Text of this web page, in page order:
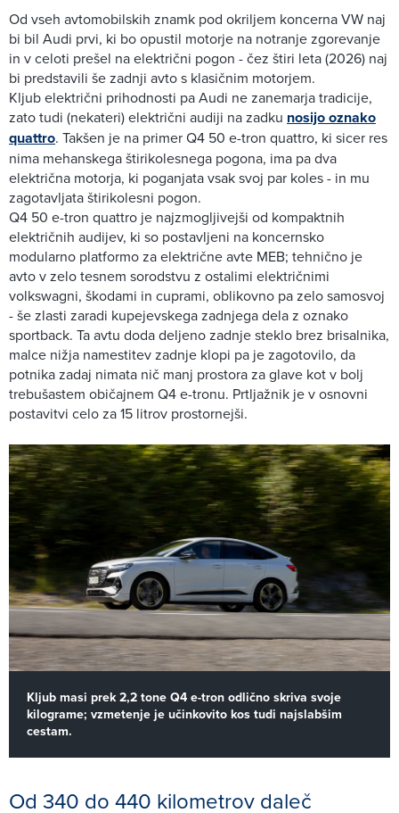
Od vseh avtomobilskih znamk pod okriljem koncerna VW naj
bi bil Audi prvi, ki bo opustil motorje na notranje zgorevanje
in v celoti prešel na električni pogon - čez štiri leta (2026) naj
bi predstavili še zadnji avto s klasičnim motorjem.
Kljub električni prihodnosti pa Audi ne zanemarja tradicije,
zato tudi (nekateri) električni audiji na zadku nosijo oznako
quattro. Takšen je na primer Q4 50 e-tron quattro, ki sicer res
nima mehanskega štirikolesnega pogona, ima pa dva
električna motorja, ki poganjata vsak svoj par koles - in mu
zagotavljata štirikolesni pogon.
Q4 50 e-tron quattro je najzmogljivejši od kompaktnih
električnih audijev, ki so postavljeni na koncernsko
modularno platformo za električne avte MEB; tehnično je
avto v zelo tesnem sorodstvu z ostalimi električnimi
volkswagni, škodami in cuprami, oblikovno pa zelo samosvoj
- še zlasti zaradi kupejevskega zadnjega dela z oznako
sportback. Ta avtu doda deljeno zadnje steklo brez brisalnika,
malce nižja namestitev zadnje klopi pa je zagotovilo, da
potnika zadaj nimata nič manj prostora za glave kot v bolj
trebušastem običajnem Q4 e-tronu. Prtljažnik je v osnovni
postavitvi celo za 15 litrov prostornejši.
Kljub masi prek 2,2 tone Q4 e-tron odlično skriva svoje
kilograme; vzmetenje je učinkovito kos tudi najslabšim
cestam.
Od 340 do 440 kilometrov daleč